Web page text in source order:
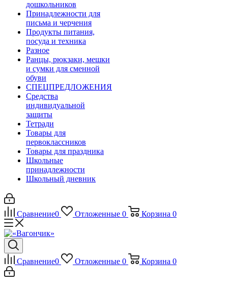
дошкольников
Принадлежности для
письма и черчения
Продукты питания,
посуда и техника
Разное
Ранцы, рюкзаки, мешки
и сумки для сменной
обуви
СПЕЦПРЕДЛОЖЕНИЯ
Средства
индивидуальной
защиты
Тетради
Товары для
первоклассников
Товары для праздника
Школьные
принадлежности
Школьный дневник
Сравнение0 Отложенные 0 Корзина 0
Сравнение0 Отложенные 0 Корзина 0